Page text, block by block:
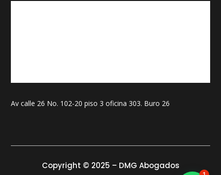
Av calle 26 No. 102-20 piso 3 oficina 303. Buro 26
Copyright © 2025 – DMG Abogados